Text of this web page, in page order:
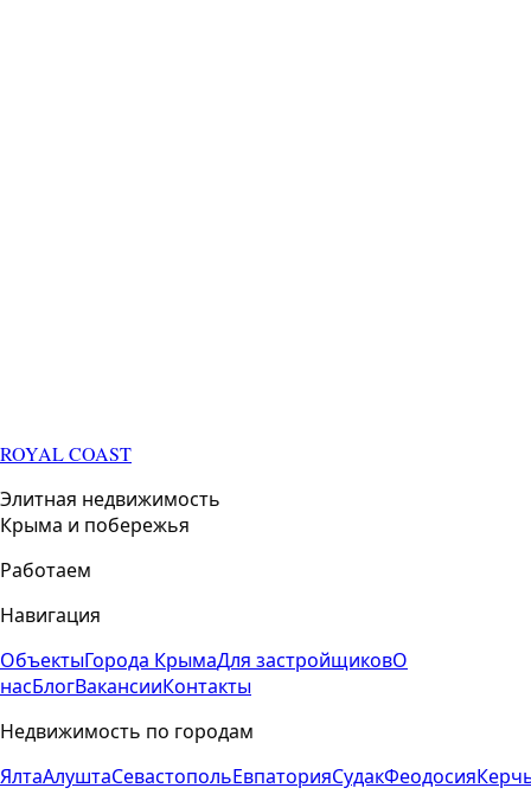
ROYAL COAST
Элитная недвижимость
Крыма и побережья
Работаем
Навигация
ОбъектыГорода КрымаДля застройщиковО
насБлогВакансииКонтакты
Недвижимость по городам
ЯлтаАлуштаСевастопольЕвпаторияСудакФеодосия